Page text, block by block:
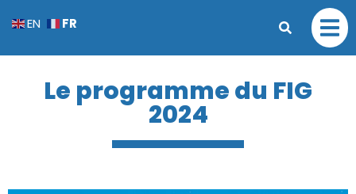
Le programme du FIG
2024
EN FR